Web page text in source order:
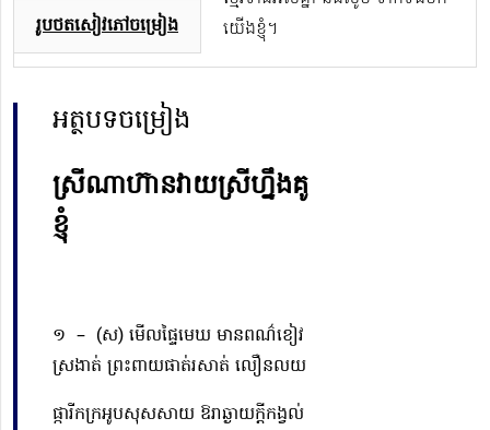
រូបថតសៀវភៅចម្រៀង
យើងខ្ញុំ។
អត្ថបទចម្រៀង
ស្រីណាហ៊ានវាយស្រីហ្នឹងគូ
ខ្ញុំ
១ – (ស) មើលផ្ទៃមេឃ មានពណ៌ខៀវ
ស្រងាត់ ព្រះពាយផាត់រសាត់ លឿនលយ
ផ្ការីកក្រអូបសុសសាយ ឱរាឆ្ងាយក្ដីកង្វល់